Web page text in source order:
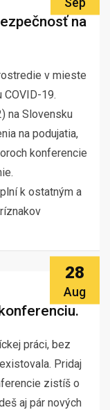
na
v mieste
19.
na Slovensku
na podujatia,
konferencie
k ostatným a
28
Aug
práci, bez
Pridaj
zistíš o
aj pár nových